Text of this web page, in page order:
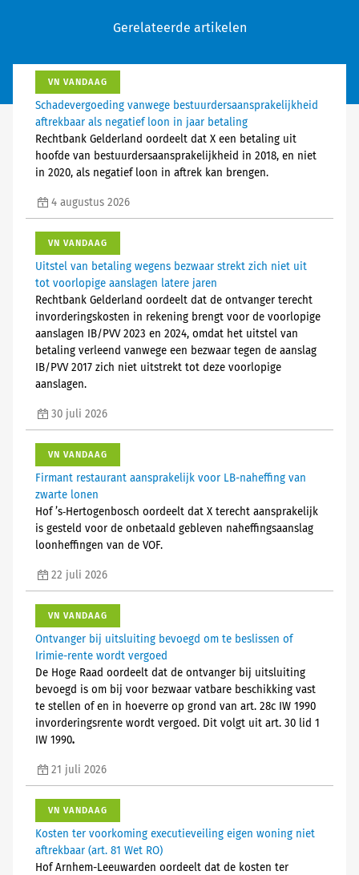
Gerelateerde artikelen
VN VANDAAG
Schadevergoeding vanwege bestuurdersaansprakelijkheid
aftrekbaar als negatief loon in jaar betaling
Rechtbank Gelderland oordeelt dat X een betaling uit
hoofde van bestuurdersaansprakelijkheid in 2018, en niet
in 2020, als negatief loon in aftrek kan brengen.
4 augustus 2026
VN VANDAAG
Uitstel van betaling wegens bezwaar strekt zich niet uit
tot voorlopige aanslagen latere jaren
Rechtbank Gelderland oordeelt dat de ontvanger terecht
invorderingskosten in rekening brengt voor de voorlopige
aanslagen IB/PVV 2023 en 2024, omdat het uitstel van
betaling verleend vanwege een bezwaar tegen de aanslag
IB/PVV 2017 zich niet uitstrekt tot deze voorlopige
aanslagen.
30 juli 2026
VN VANDAAG
Firmant restaurant aansprakelijk voor LB-naheffing van
zwarte lonen
Hof ’s‑Hertogenbosch oordeelt dat X terecht aansprakelijk
is gesteld voor de onbetaald gebleven naheffingsaanslag
loonheffingen van de VOF.
22 juli 2026
VN VANDAAG
Ontvanger bij uitsluiting bevoegd om te beslissen of
Irimie-rente wordt vergoed
De Hoge Raad oordeelt dat de ontvanger bij uitsluiting
bevoegd is om bij voor bezwaar vatbare beschikking vast
te stellen of en in hoeverre op grond van art. 28c IW 1990
invorderingsrente wordt vergoed. Dit volgt uit art. 30 lid 1
IW 1990.
21 juli 2026
VN VANDAAG
Kosten ter voorkoming executieveiling eigen woning niet
aftrekbaar (art. 81 Wet RO)
Hof Arnhem-Leeuwarden oordeelt dat de kosten ter